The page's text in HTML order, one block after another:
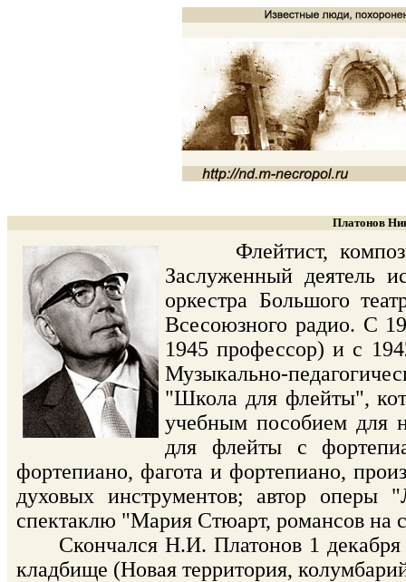
Платонов
Флейтист,
Заслуженный деятель
оркестра Большого
Всесоюзного радио. С
1945 профессор) и с
Музыкально-
"Школа для флейты",
учебным пособием для
для флейты с
фортепиано, фагота и фортепиано,
духовых инструментов; автор
спектаклю "Мария Стюарт, романсов на
Скончался Н.И. Платонов 1 декабря
кладбище (Новая территория,